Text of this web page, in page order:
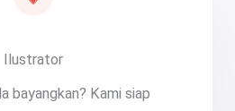
Ilustrator
bayangkan? Kami siap